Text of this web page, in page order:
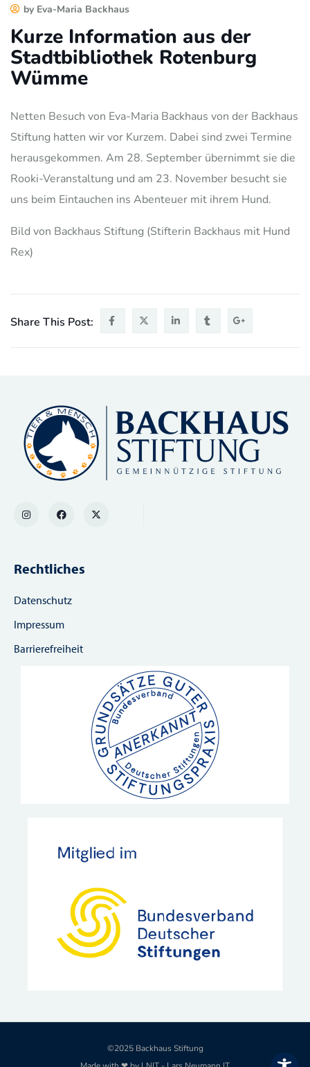
by Eva-Maria Backhaus
Kurze Information aus der
Stadtbibliothek Rotenburg
Wümme
Netten Besuch von Eva-Maria Backhaus von der Backhaus
Stiftung hatten wir vor Kurzem. Dabei sind zwei Termine
herausgekommen. Am 28. September übernimmt sie die
Rooki-Veranstaltung und am 23. November besucht sie
uns beim Eintauchen ins Abenteuer mit ihrem Hund.
Bild von Backhaus Stiftung (Stifterin Backhaus mit Hund
Rex)
Share This Post:
Rechtliches
Datenschutz
Impressum
Barrierefreiheit
©2025 Backhaus Stiftung